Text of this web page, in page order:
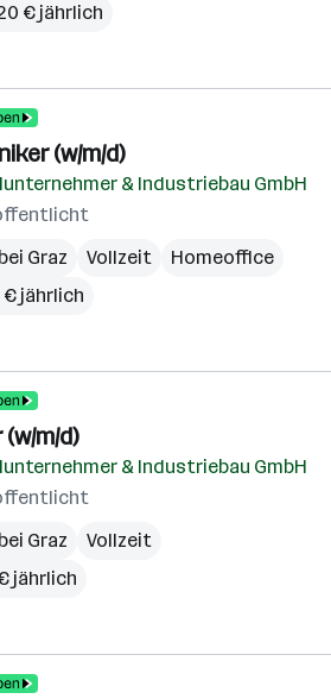
€ jährlich
(w/m/d)
& Industriebau GmbH
Graz
Vollzeit
Homeoffice
€ jährlich
m/d)
& Industriebau GmbH
Graz
Vollzeit
jährlich